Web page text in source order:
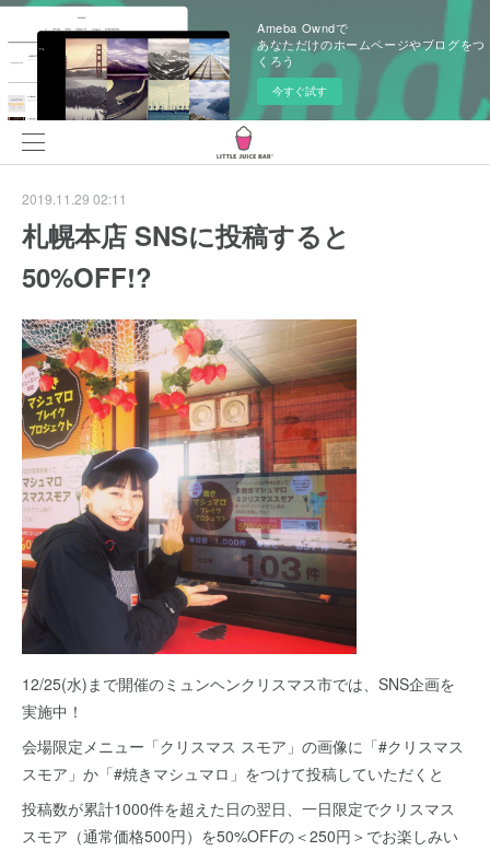
Ameba Owndで
あなただけのホームページやブログをつ
くろう
今すぐ試す
2019.11.29 02:11
札幌本店 SNSに投稿すると
50%OFF!?
12/25(水)まで開催のミュンヘンクリスマス市では、SNS企画を
実施中！
会場限定メニュー「クリスマス スモア」の画像に「#クリスマス
スモア」か「#焼きマシュマロ」をつけて投稿していただくと
投稿数が累計1000件を超えた日の翌日、一日限定でクリスマス
スモア（通常価格500円）を50%OFFの＜250円＞でお楽しみい